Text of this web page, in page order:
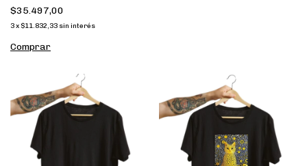
$35.497,00
3x $11.832,33 sin interés
Comprar